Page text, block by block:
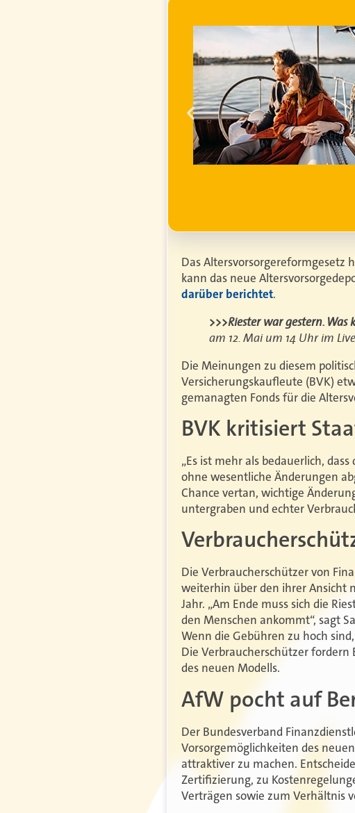
Das Altersvorsorgereformgesetz
kann das neue
darüber berichtet.
>>>Riester war gestern.
am 12. Mai um 14 Uhr im
Die Meinungen zu diesem
Versicherungskaufleute (BVK)
gemanagten Fonds für die
BVK kritisiert
„Es ist mehr als bedauerlich,
ohne wesentliche Änderungen
Chance vertan, wichtige
untergraben und echter
Die Verbraucherschützer von
weiterhin über den ihrer Ansicht
Jahr. „Am Ende muss sich die
den Menschen ankommt“, sagt
Wenn die Gebühren zu hoch
Die Verbraucherschützer fordern
des neuen Modells.
AfW pocht auf
Der Bundesverband
Vorsorgemöglichkeiten des
attraktiver zu machen.
Zertifizierung, zu
Verträgen sowie zum Verhältnis